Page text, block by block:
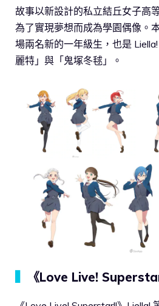
故事以新設計的私立結丘女子高
為了實現夢想而成為學園偶像。
場兩名新的一年級生，也是
麗特」與「鬼塚冬毬」。
《Love Live!